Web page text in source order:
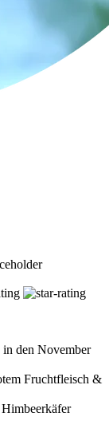
in den November
Fruchtfleisch &